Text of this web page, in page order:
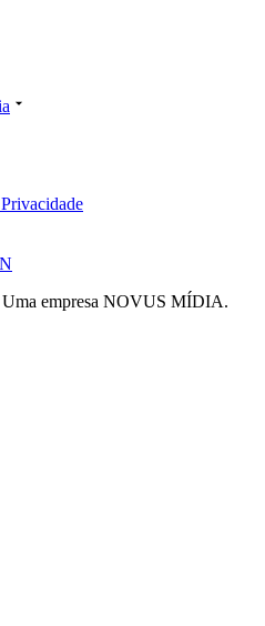
empresa NOVUS MÍDIA.